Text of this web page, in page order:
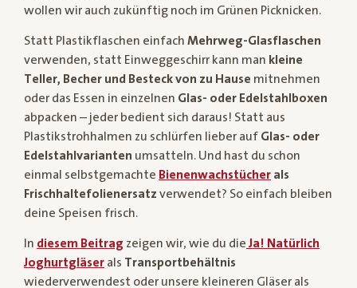
wollen wir auch zukünftig noch im Grünen Picknicken.
Statt Plastikflaschen einfach Mehrweg-Glasflaschen
verwenden, statt Einweggeschirr kann man kleine
Teller, Becher und Besteck von zu Hause mitnehmen
oder das Essen in einzelnen Glas- oder Edelstahlboxen
abpacken – jeder bedient sich daraus! Statt aus
Plastikstrohhalmen zu schlürfen lieber auf Glas- oder
Edelstahlvarianten umsatteln. Und hast du schon
einmal selbstgemachte Bienenwachstücher als
Frischhaltefolienersatz verwendet? So einfach bleiben
deine Speisen frisch.
In diesem Beitrag zeigen wir, wie du die Ja! Natürlich
Joghurtgläser als Transportbehältnis
wiederverwendest oder unsere kleineren Gläser als